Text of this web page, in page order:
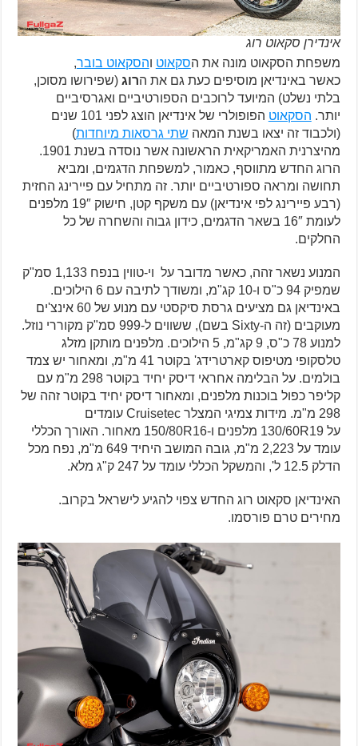
אינדירן סקאוט רוג
משפחת הסקאוט מונה את הסקאוט והסקאוט בובר,
כאשר באינדיאן מוסיפים כעת גם את הרוג (שפירושו מסוכן,
בלתי נשלט) המיועד לרוכבים הספורטיביים ואגרסיביים
יותר. הסקאוט
הפופולרי של אינדיאן הוצג לפני 101 שנים
(ולכבוד זה יצאו בשנת המאה שתי גרסאות מיוחדות)
מהיצרנית האמריקאית הראשונה אשר נוסדה בשנת 1901.
הרוג החדש מתווסף, כאמור, למשפחת הדגמים, ומביא
תחושה ומראה ספורטיביים יותר. זה מתחיל עם פיירינג החזית
(רבע פיירינג לפי אינדיאן) עם משקף קטן, חישוק 19″ מלפנים
לעומת 16″ בשאר הדגמים, כידון גבוה והשחרה של כל
החלקים.
המנוע נשאר זהה, כאשר מדובר על וי-טווין בנפח 1,133 סמ"ק
שמפיק 94 כ"ס ו-10 קג"מ, ומשודך לתיבה עם 6 הילוכים.
באינדיאן גם מציעים גרסת סיקסטי עם מנוע של 60 אינצ'ים
מעוקבים (זה ה-Sixty בשם), ששווים ל-999 סמ"ק מקוררי נוזל.
למנוע 78 כ"ס, 9 קג"מ, 5 הילוכים. מלפנים מותקן מזלג
טלסקופי מטיפוס קארטרידג' בקוטר 41 מ"מ, ומאחור יש צמד
בולמים. על הבלימה אחראי דיסק יחיד בקוטר 298 מ"מ עם
קליפר כפול בוכנות מלפנים, ומאחור דיסק יחיד בקוטר זהה של
298 מ"מ. מידות צמיגי המצלר Cruisetec עומדים
על 130/60R19 מלפנים ו-150/80R16 מאחור. האורך הכללי
עומד על 2,223 מ"מ, גובה המושב היחיד 649 מ"מ, נפח מכל
הדלק 12.5 ל', והמשקל הכללי עומד על 247 ק"ג מלא.
האינדיאן סקאוט רוג החדש צפוי להגיע לישראל בקרוב.
מחירים טרם פורסמו.